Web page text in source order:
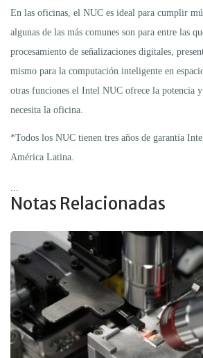
En las oficinas, el NUC es ideal para cumplir
algunas de las más comunes son para entre las
procesamiento de señalizaciones digitales,
mismo para la computación inteligente en
otras funciones el Intel NUC ofrece la potencia
necesita la oficina.
*Todos los NUC tienen tres años de garantía
América Latina.
Notas Relacionadas